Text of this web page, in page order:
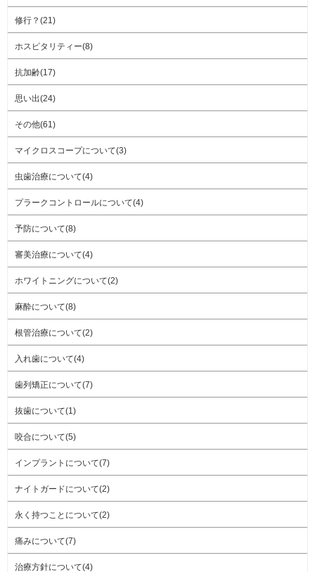
修行？(21)
ホスピタリティー(8)
抗加齢(17)
思い出(24)
その他(61)
マイクロスコープについて(3)
虫歯治療について(4)
プラークコントロールについて(4)
予防について(8)
審美治療について(4)
ホワイトニングについて(2)
麻酔について(8)
根管治療について(2)
入れ歯について(4)
歯列矯正について(7)
抜歯について(1)
咬合について(5)
インプラントについて(7)
ナイトガードについて(2)
永く持つことについて(2)
痛みについて(7)
治療方針について(4)